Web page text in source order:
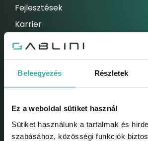
Beleegyezés Részletek
Ez a weboldal sütiket használ
Sütiket használunk a tartalmak és
szabásához, közösségi funkciók
Fejlesztések
Karrier
Hírek
Elektromos autók
Használtautók